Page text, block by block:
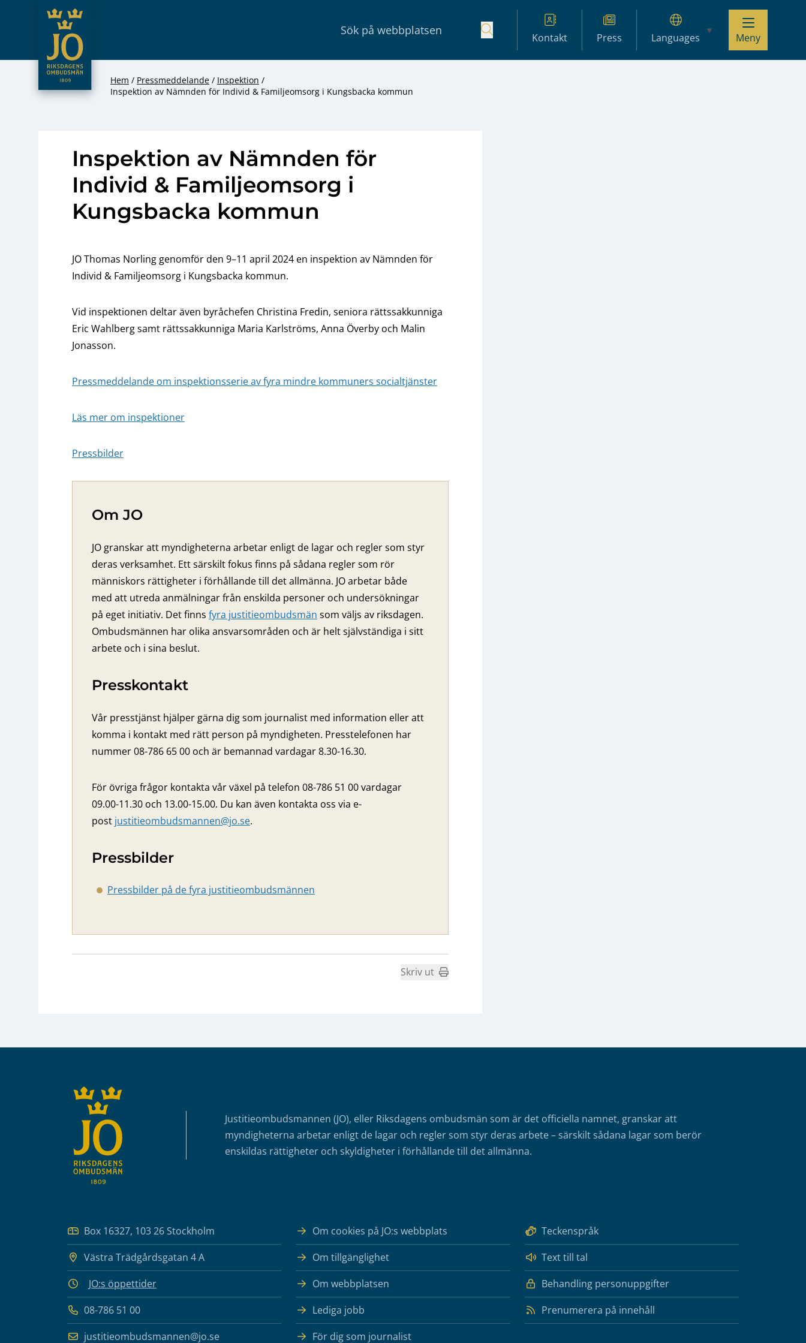
Hoppa till innehåll
JO – Riksdagens Ombudsmän
Kontakt Press Languages Meny
Hem Pressmeddelande
Inspektion
Inspektion av Nämnden för Individ & Familjeomsorg i Kungsbacka kommun
Inspektion av Nämnden för
Individ & Familjeomsorg i
Kungsbacka kommun
JO Thomas Norling genomför den 9–11 april 2024 en inspektion av Nämnden för
Individ & Familjeomsorg i Kungsbacka kommun.
Vid inspektionen deltar även byråchefen Christina Fredin, seniora rättssakkunniga
Eric Wahlberg samt rättssakkunniga Maria Karlströms, Anna Överby och Malin
Jonasson.
Pressmeddelande om inspektionsserie av fyra mindre kommuners socialtjänster
Läs mer om inspektioner
Pressbilder
Om JO
JO granskar att myndigheterna arbetar enligt de lagar och regler som styr
deras verksamhet. Ett särskilt fokus finns på sådana regler som rör
människors rättigheter i förhållande till det allmänna. JO arbetar både
med att utreda anmälningar från enskilda personer och undersökningar
på eget initiativ. Det finns fyra justitieombudsmän som väljs av riksdagen.
Ombudsmännen har olika ansvarsområden och är helt självständiga i sitt
arbete och i sina beslut.
Presskontakt
Vår presstjänst hjälper gärna dig som journalist med information eller att
komma i kontakt med rätt person på myndigheten. Presstelefonen har
nummer 08-786 65 00 och är bemannad vardagar 8.30-16.30.
För övriga frågor kontakta vår växel på telefon 08-786 51 00 vardagar
09.00-11.30 och 13.00-15.00. Du kan även kontakta oss via e-
post justitieombudsmannen@jo.se.
Pressbilder
Pressbilder på de fyra justitieombudsmännen
Skriv ut
Justitieombudsmannen (JO), eller Riksdagens ombudsmän som är det officiella namnet, granskar att
myndigheterna arbetar enligt de lagar och regler som styr deras arbete – särskilt sådana lagar som berör
enskildas rättigheter och skyldigheter i förhållande till det allmänna.
Box 16327, 103 26 Stockholm
Västra Trädgårdsgatan 4 A
JO:s öppettider
08-786 51 00
justitieombudsmannen@jo.se
Om cookies på JO:s webbplats
Teckenspråk
Om tillgänglighet
Text till tal
Om webbplatsen
Behandling personuppgifter
Lediga jobb
Prenumerera på innehåll
För dig som journalist